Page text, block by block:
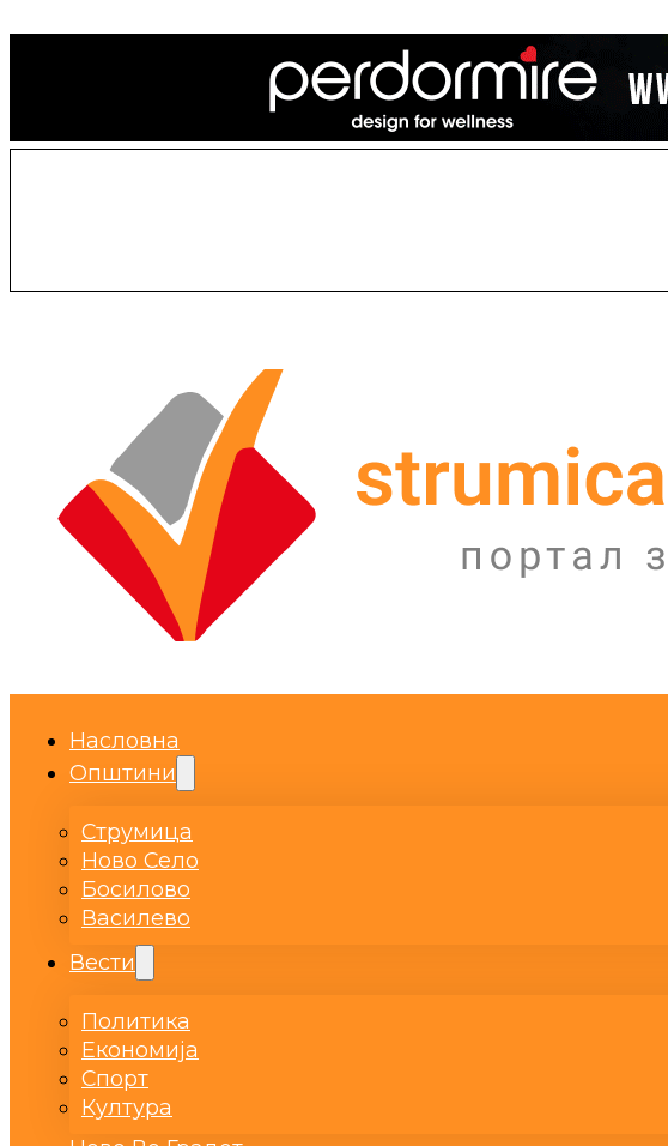
Насловна
Општини
Струмица
Ново Село
Босилово
Василево
Вести
Политика
Економија
Спорт
Култура